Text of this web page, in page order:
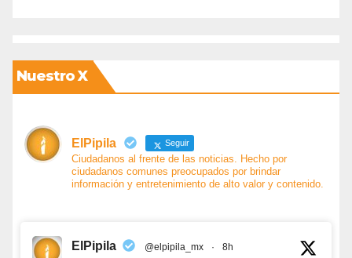
Nuestro X
ElPipila Seguir
Ciudadanos al frente de las noticias. Hecho por
ciudadanos comunes preocupados por brindar
información y entretenimiento de alto valor y contenido.
ElPipila @elpipila_mx · 8h